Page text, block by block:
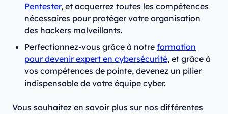
Pentester, et acquerrez toutes les compétences
nécessaires pour protéger votre organisation
des hackers malveillants.
Perfectionnez-vous grâce à notre formation
pour devenir expert en cybersécurité, et grâce à
vos compétences de pointe, devenez un pilier
indispensable de votre équipe cyber.
Vous souhaitez en savoir plus sur nos différentes